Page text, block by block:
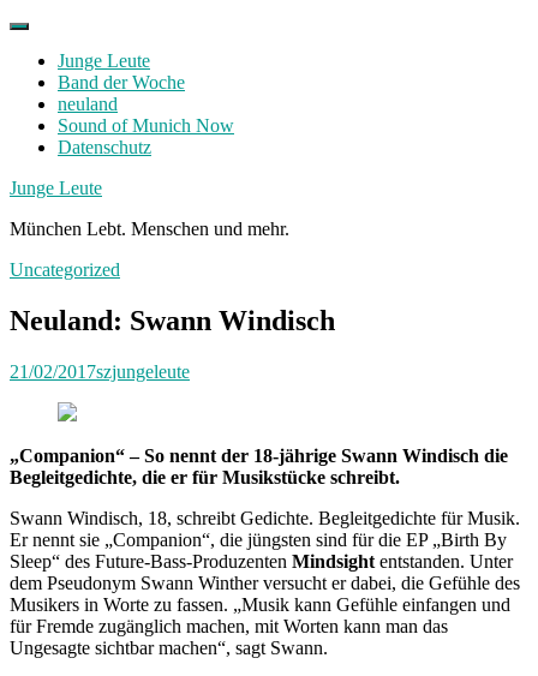
Skip
contentJunge Leute
Band der Woche
neuland
Sound of Munich Now
Datenschutz
Facebook
Twitter
Instagram
Junge Leute
München Lebt. Menschen und mehr.
Uncategorized
Neuland: Swann Windisch
21/02/2017szjungeleute
„Companion“ – So nennt der 18-jährige Swann Windisch die
Begleitgedichte, die er für Musikstücke schreibt.
Swann Windisch, 18, schreibt Gedichte. Begleitgedichte für Musik.
Er nennt sie „Companion“, die jüngsten sind für die EP „Birth By
Sleep“ des Future-Bass-Produzenten Mindsight entstanden. Unter
dem Pseudonym Swann Winther versucht er dabei, die Gefühle des
Musikers in Worte zu fassen. „Musik kann Gefühle einfangen und
für Fremde zugänglich machen, mit Worten kann man das
Ungesagte sichtbar machen“, sagt Swann.